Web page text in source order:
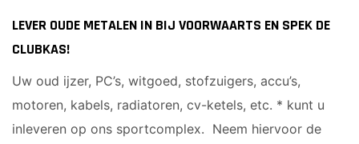
Ledenshop
Contact
LEVER OUDE METALEN IN BIJ VOORWAARTS EN SPEK DE
CLUBKAS!
Uw oud ijzer, PC’s, witgoed, stofzuigers, accu’s,
motoren, kabels, radiatoren, cv-ketels, etc. * kunt u
inleveren op ons sportcomplex. Neem hiervoor de